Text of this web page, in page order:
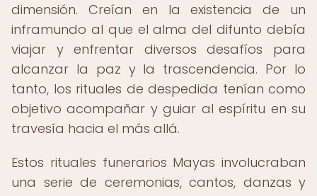
dimensión. Creían en la existencia de un
inframundo al que el alma del difunto debía
viajar y enfrentar diversos desafíos para
alcanzar la paz y la trascendencia. Por lo
tanto, los rituales de despedida tenían como
objetivo acompañar y guiar al espíritu en su
travesía hacia el más allá.
Estos rituales funerarios Mayas involucraban
una serie de ceremonias, cantos, danzas y